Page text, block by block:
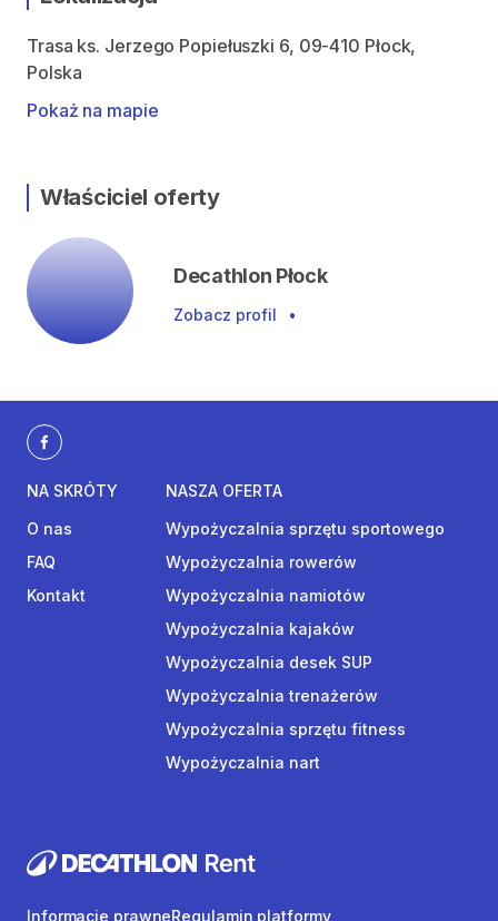
Trasa ks. Jerzego Popiełuszki 6, 09-410 Płock,
Polska
Pokaż na mapie
Właściciel oferty
Decathlon Płock
Zobacz profil •
NA SKRÓTY
O nas
FAQ
Kontakt
NASZA OFERTA
Wypożyczalnia sprzętu sportowego
Wypożyczalnia rowerów
Wypożyczalnia namiotów
Wypożyczalnia kajaków
Wypożyczalnia desek SUP
Wypożyczalnia trenażerów
Wypożyczalnia sprzętu fitness
Wypożyczalnia nart
Informacje prawneRegulamin platformy